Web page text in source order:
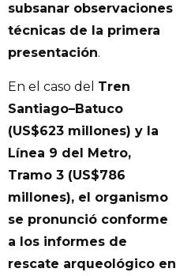
subsanar observaciones
técnicas de la primera
presentación.
En el caso del Tren
Santiago–Batuco
(US$623 millones) y la
Línea 9 del Metro,
Tramo 3 (US$786
millones), el organismo
se pronunció conforme
a los informes de
rescate arqueológico en